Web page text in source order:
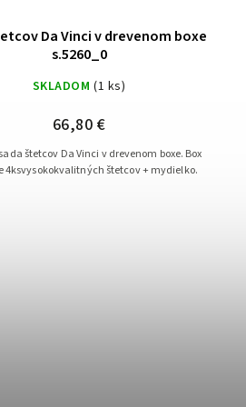
Da Vinci v drevenom boxe
s.5260_0
SKLADOM (1 ks)
66,80 €
štetcov Da Vinci v drevenom boxe. Box
4ksvysokokvalitných štetcov + mydielko.